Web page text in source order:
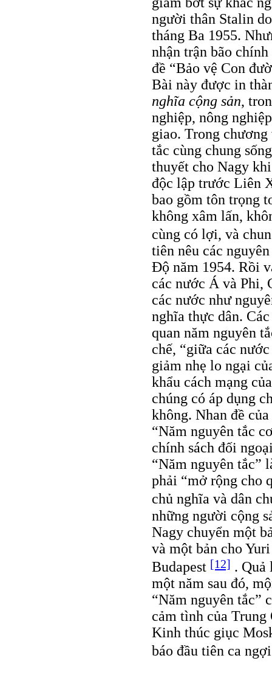
người thân Stalin
tháng Ba 1955.
nhận trận bão
đề “Bảo vệ Con
Bài này được in
nghĩa cộng sản,
nghiệp, nông
giao. Trong
tắc cùng chung
thuyết cho Nagy
độc lập trước Liên
bao gồm tôn trọng
không xâm lấn,
cùng có lợi, và
tiên nêu các
Độ năm 1954. Rồi
các nước Á và Phi,
các nước như
nghĩa thực dân.
quan năm nguyên
chế, “giữa các
giảm nhẹ lo ngại
khẩu cách mạng
chúng có áp dụng
không. Nhan đề
“Năm nguyên tắc
chính sách đối
“Năm nguyên tắc”
phải “mở rộng cho
chủ nghĩa và dân
những người cộng
Nagy chuyển một
và một bản cho
Budapest [12] . Quả
một năm sau đó,
“Năm nguyên tắc”
cảm tình của
Kinh thúc giục
báo đầu tiên ca